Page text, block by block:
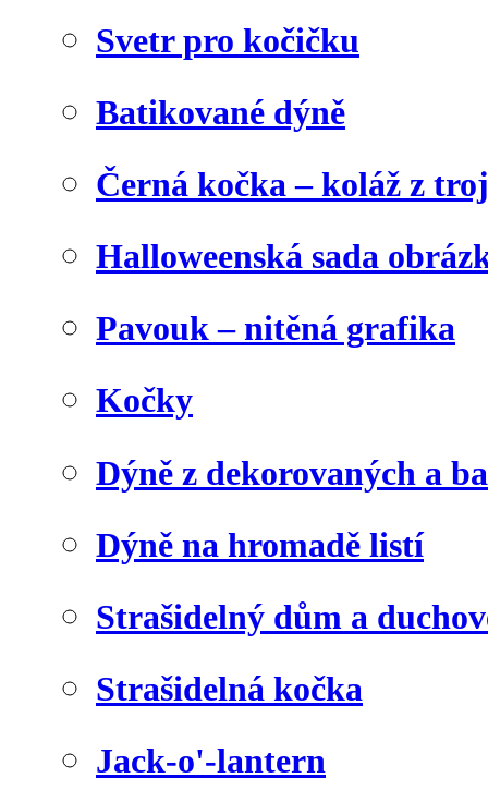
Svetr pro kočičku
Batikované dýně
Černá kočka – koláž z
Halloweenská sada
Pavouk – nitěná grafika
Kočky
Dýně z dekorovaných a
Dýně na hromadě listí
Strašidelný dům a
Strašidelná kočka
Jack-o'-lantern